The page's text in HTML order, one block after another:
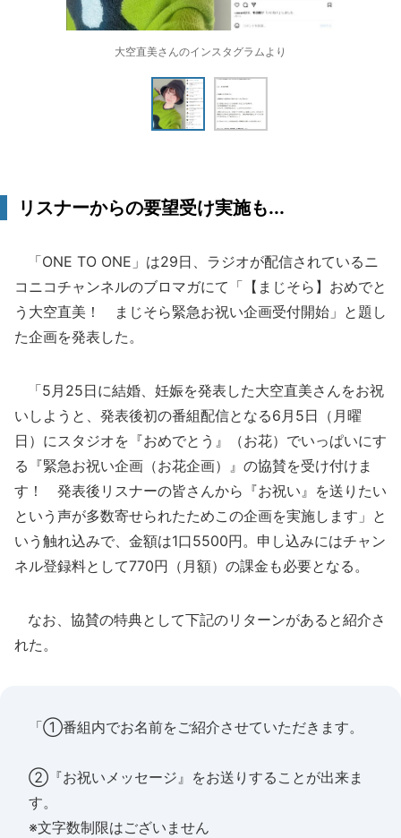
大空直美さんのインスタグラムより
リスナーからの要望受け実施も...
「ONE TO ONE」は29日、ラジオが配信されているニ
コニコチャンネルのブロマガにて「【まじそら】おめでと
う大空直美！ まじそら緊急お祝い企画受付開始」と題し
た企画を発表した。
「5月25日に結婚、妊娠を発表した大空直美さんをお祝
いしようと、発表後初の番組配信となる6月5日（月曜
日）にスタジオを『おめでとう』（お花）でいっぱいにす
る『緊急お祝い企画（お花企画）』の協賛を受け付けま
す！ 発表後リスナーの皆さんから『お祝い』を送りたい
という声が多数寄せられたためこの企画を実施します」と
いう触れ込みで、金額は1口5500円。申し込みにはチャン
ネル登録料として770円（月額）の課金も必要となる。
なお、協賛の特典として下記のリターンがあると紹介さ
れた。
「①番組内でお名前をご紹介させていただきます。
②『お祝いメッセージ』をお送りすることが出来ま
す。
※文字数制限はございません